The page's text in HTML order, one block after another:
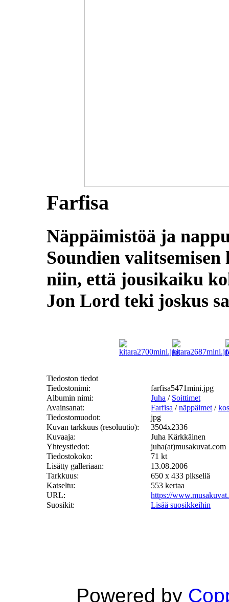
Farfisa
Näppäimistöä ja
Soundien
niin, että jousikaiku
Jon Lord teki joskus
Tiedoston tiedot
Tiedostonimi:
farfisa5471mini.jpg
Albumin nimi:
Juha / Soittimet
Avainsanat:
Farfisa /näppäimet /
Tiedostomuodot:
jpg
Kuvan tarkkuus (resoluutio):
3504x2336
Kuvaaja:
Juha Kärkkäinen
Yhteystiedot:
juha(at)musakuvat.com
Tiedostokoko:
71 kt
Lisätty galleriaan:
13.08.2006
Tarkkuus:
650 x 433 pikseliä
Katseltu:
553 kertaa
URL:
https://
Suosikit:
Lisää suosikkeihin
Powered by